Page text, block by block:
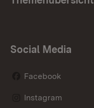
Social Media
Facebook
Instagram